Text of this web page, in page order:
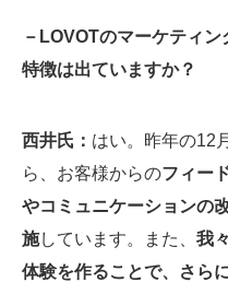
－LOVOTのマーケティ
特徴は出ていますか？
西井氏： はい。昨年の12
ら、お客様からのフィー
やコミュニケーションの
施しています。また、 我
体験を作ることで、さら